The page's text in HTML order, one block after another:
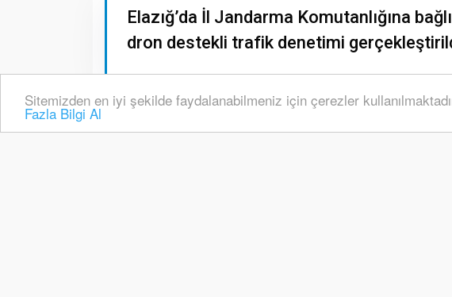
Sitemizden en iyi şekilde faydalanabilmeniz için çerezler
Fazla Bilgi Al
Elazığ’da İl Jandarma Komutanlığına
dron destekli trafik denetimi